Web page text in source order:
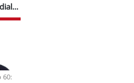
60: